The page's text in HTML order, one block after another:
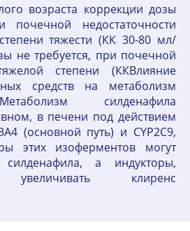
возраста коррекции дозы
почечной недостаточности
тяжести (КК 30-80 мл/
не требуется, при почечной
степени (ККВлияние
средств на метаболизм
силденафила
в печени под действием
(основной путь) и CYP2C9,
этих изоферментов могут
а индукторы,
увеличивать клиренс